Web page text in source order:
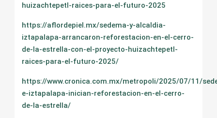
huizachtepetl-raices-para-el-futuro-2025
https://aflordepiel.mx/sedema-y-alcaldia-
iztapalapa-arrancaron-reforestacion-en-el-cerro-
de-la-estrella-con-el-proyecto-huizachtepetl-
raices-para-el-futuro-2025/
https://www.cronica.com.mx/metropoli/2025/07/11/
e-iztapalapa-inician-reforestacion-en-el-cerro-
de-la-estrella/